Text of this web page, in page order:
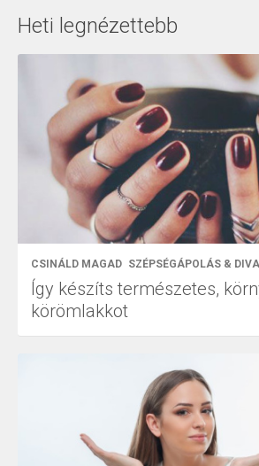
Heti legnézettebb
CSINÁLD MAGAD SZÉPSÉGÁPOLÁS &
Így készíts természetes,
körömlakkot